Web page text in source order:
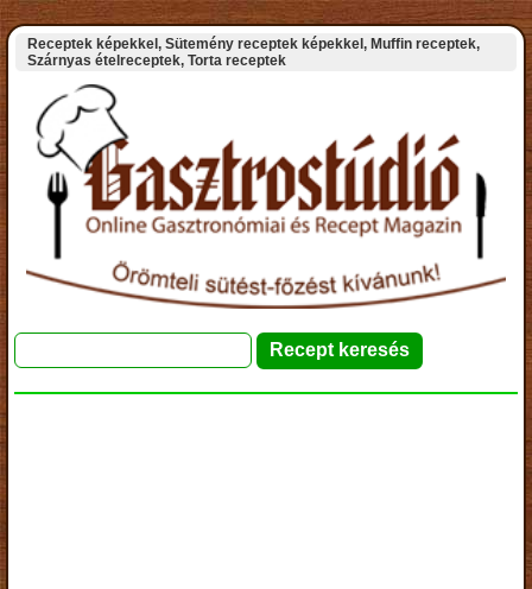
Receptek képekkel, Sütemény receptek képekkel, Muffin receptek,
Szárnyas ételreceptek, Torta receptek